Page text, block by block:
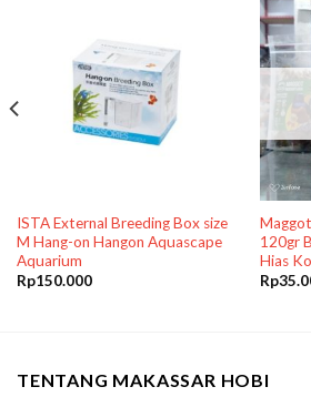
ISTA External Breeding Box size
M Hang-on Hangon Aquascape
Aquarium
Rp150.000
120gr
Hias
Rp
TENTANG MAKASSAR HOBI